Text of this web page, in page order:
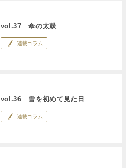
vol.37 傘の太鼓
連載コラム
vol.36 雪を初めて見た日
連載コラム